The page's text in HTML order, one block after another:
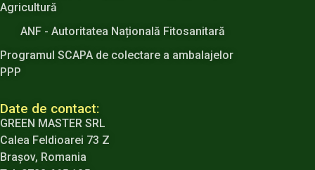
Agricultură
ANF - Autoritatea Națională Fitosanitară
Programul SCAPA de colectare a ambalajelor
PPP
Date de contact:
GREEN MASTER SRL
Calea Feldioarei 73 Z
Brașov, Romania